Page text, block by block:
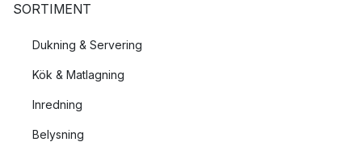
SORTIMENT
Dukning & Servering
Kök & Matlagning
Inredning
Belysning